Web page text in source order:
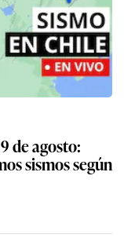
de agosto:
sismos según